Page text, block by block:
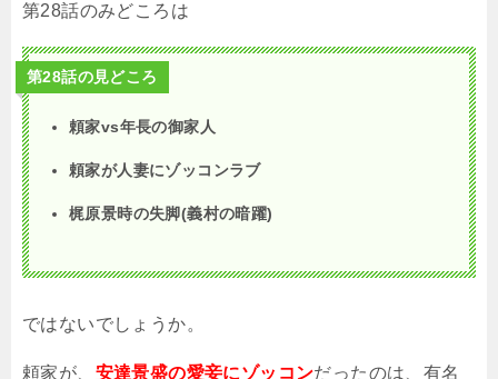
第28話のみどころは
第28話の見どころ
頼家vs年長の御家人
頼家が人妻にゾッコンラブ
梶原景時の失脚(義村の暗躍)
ではないでしょうか。
頼家が、 安達景盛の愛妾にゾッコンだったのは、有名